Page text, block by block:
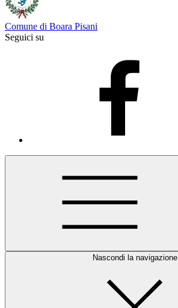
Comune di Boara Pisani
Seguici su
Nascondi la navigazione